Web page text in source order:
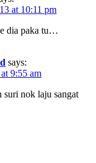
at 10:11 pm
dia paka tu…
says:
9:55 am
suri nok laju sangat